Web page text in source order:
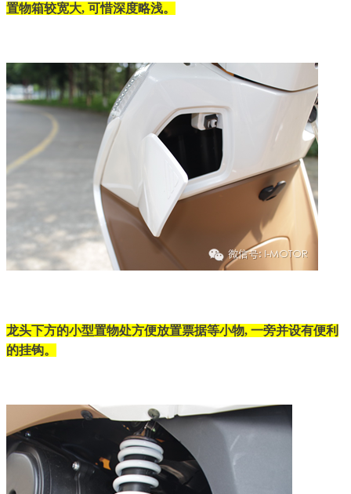
置物箱较宽大, 可惜深度略浅。
龙头下方的小型置物处方便放置票据等小物, 一旁并设有便利
的挂钩。